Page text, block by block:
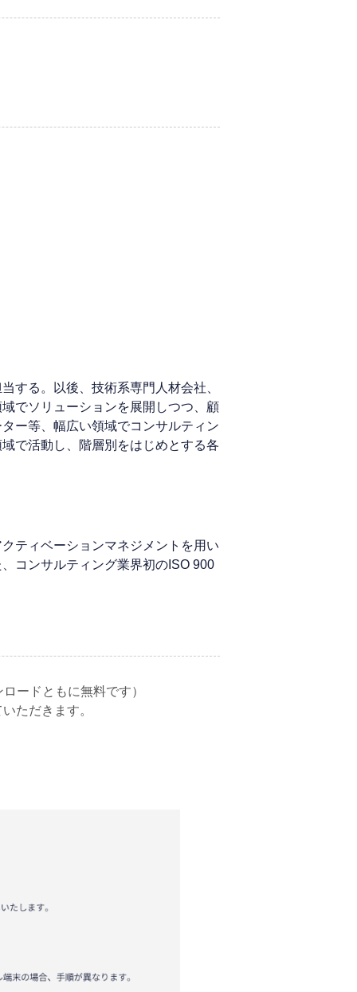
する。以後、技術系専門人材会社、
でソリューションを展開しつつ、顧
ー等、幅広い領域でコンサルティン
で活動し、階層別をはじめとする各
ティベーションマネジメントを用い
コンサルティング業界初のISO 900
ードともに無料です）
ただきます。